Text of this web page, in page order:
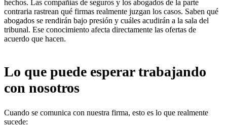
hechos. Las compañías de seguros y los abogados de la parte
contraria rastrean qué firmas realmente juzgan los casos. Saben qué
abogados se rendirán bajo presión y cuáles acudirán a la sala del
tribunal. Ese conocimiento afecta directamente las ofertas de
acuerdo que hacen.
Lo que puede esperar trabajando
con nosotros
Cuando se comunica con nuestra firma, esto es lo que realmente
sucede: